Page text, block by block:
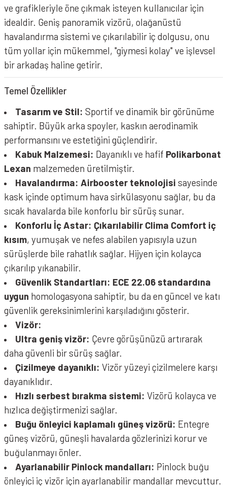
NOLAN N60-6 Sport Kask Policromo 343
NOLAN N60-6 Sport Kask Mesmerico 341
ve grafikleriyle öne çıkmak isteyen kullanıcılar için
idealdir. Geniş panoramik vizörü, olağanüstü
havalandırma sistemi ve çıkarılabilir iç dolgusu, onu
tüm yollar için mükemmel, "giymesi kolay" ve işlevsel
bir arkadaş haline getirir.
Temel Özellikler
Tasarım ve Stil: Sportif ve dinamik bir görünüme
sahiptir. Büyük arka spoyler, kaskın aerodinamik
performansını ve estetiğini güçlendirir.
Kabuk Malzemesi: Dayanıklı ve hafif Polikarbonat
Lexan malzemeden üretilmiştir.
Havalandırma: Airbooster teknolojisi sayesinde
kask içinde optimum hava sirkülasyonu sağlar, bu da
sıcak havalarda bile konforlu bir sürüş sunar.
Konforlu İç Astar: Çıkarılabilir Clima Comfort iç
kısım, yumuşak ve nefes alabilen yapısıyla uzun
sürüşlerde bile rahatlık sağlar. Hijyen için kolayca
çıkarılıp yıkanabilir.
Güvenlik Standartları: ECE 22.06 standardına
uygun homologasyona sahiptir, bu da en güncel ve katı
güvenlik gereksinimlerini karşıladığını gösterir.
Vizör:
Ultra geniş vizör: Çevre görüşünüzü artırarak
daha güvenli bir sürüş sağlar.
Çizilmeye dayanıklı: Vizör yüzeyi çizilmelere karşı
dayanıklıdır.
Hızlı serbest bırakma sistemi: Vizörü kolayca ve
hızlıca değiştirmenizi sağlar.
Buğu önleyici kaplamalı güneş vizörü: Entegre
güneş vizörü, güneşli havalarda gözlerinizi korur ve
buğulanmayı önler.
Ayarlanabilir Pinlock mandalları: Pinlock buğu
önleyici iç vizör için ayarlanabilir mandallar mevcuttur.